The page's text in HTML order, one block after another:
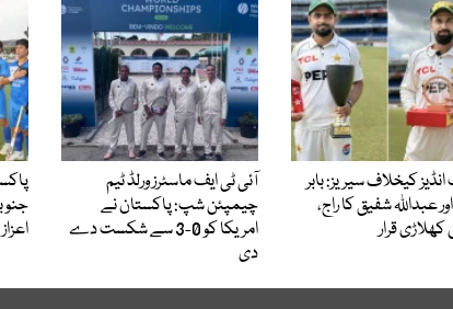
کیخلاف سیریز: بابر
عبداللہ شفیق کا راج،
کھلاڑی قرار
آئی ٹی ایف ماسٹرز ورلڈ ٹیم
چیمپئن شپ: پاکستان نے
امریکا کو 0-3 سے شکست دے
دی